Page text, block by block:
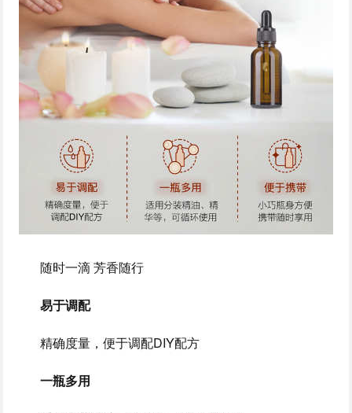
随时一滴 芳香随行
易于调配
精确度量，便于调配DIY配方
一瓶多用